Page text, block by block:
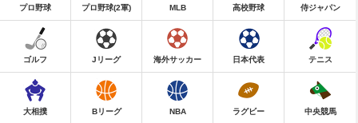
プロ野球 プロ野球(2軍) MLB 高校野球 侍ジャパン
ゴルフ Jリーグ 海外サッカー 日本代表 テニス
大相撲 Bリーグ NBA ラグビー 中央競馬